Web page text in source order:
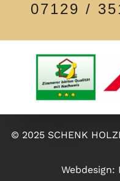
07129 /
© 2025 SCHENK
Webdesign: